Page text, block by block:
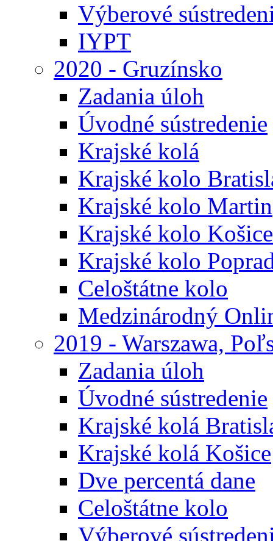
Výberové
IYPT
2020 - Gruzínsko
Zadania úloh
Úvodné sústredenie
Krajské kolá
Krajské kolo
Krajské kolo Martin
Krajské kolo Košice
Krajské kolo
Celoštátne kolo
Medzinárodný
2019 - Warszawa,
Zadania úloh
Úvodné sústredenie
Krajské kolá
Krajské kolá Košice
Dve percentá dane
Celoštátne kolo
Výberové